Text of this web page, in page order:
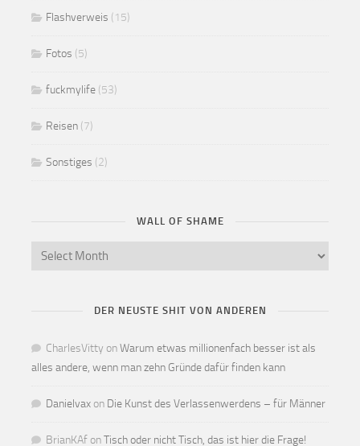
Flashverweis (15)
Fotos (5)
fuckmylife (53)
Reisen (7)
Sonstiges (2)
WALL OF SHAME
DER NEUSTE SHIT VON ANDEREN
CharlesVitty onWarum etwas millionenfach besser ist als
alles andere, wenn man zehn Gründe dafür finden kann
Danielvax on Die Kunst des Verlassenwerdens – für Männer
BrianKAf onTisch oder nicht Tisch, das ist hier die Frage!